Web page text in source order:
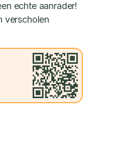
echte aanrader!
verscholen